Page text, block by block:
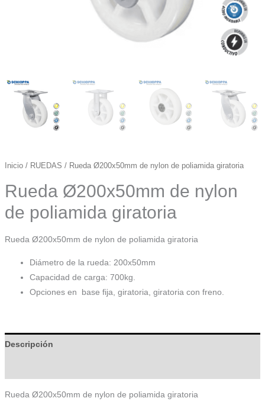
Inicio/ RUEDAS / Rueda Ø200x50mm de nylon de poliamida giratoria
Rueda Ø200x50mm de nylon
de poliamida giratoria
Rueda Ø200x50mm de nylon de poliamida giratoria
Diámetro de la rueda: 200x50mm
Capacidad de carga: 700kg.
Opciones en base fija, giratoria, giratoria con freno.
Descripción
Rueda Ø200x50mm de nylon de poliamida giratoria